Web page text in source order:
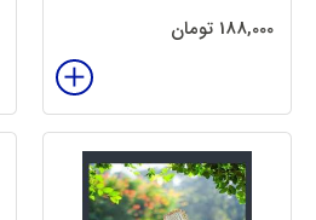
188,000 تومان